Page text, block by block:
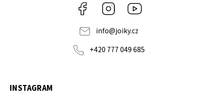
Facebook Instagram
info@joiky.cz
+420 777 049 685
INSTAGRAM